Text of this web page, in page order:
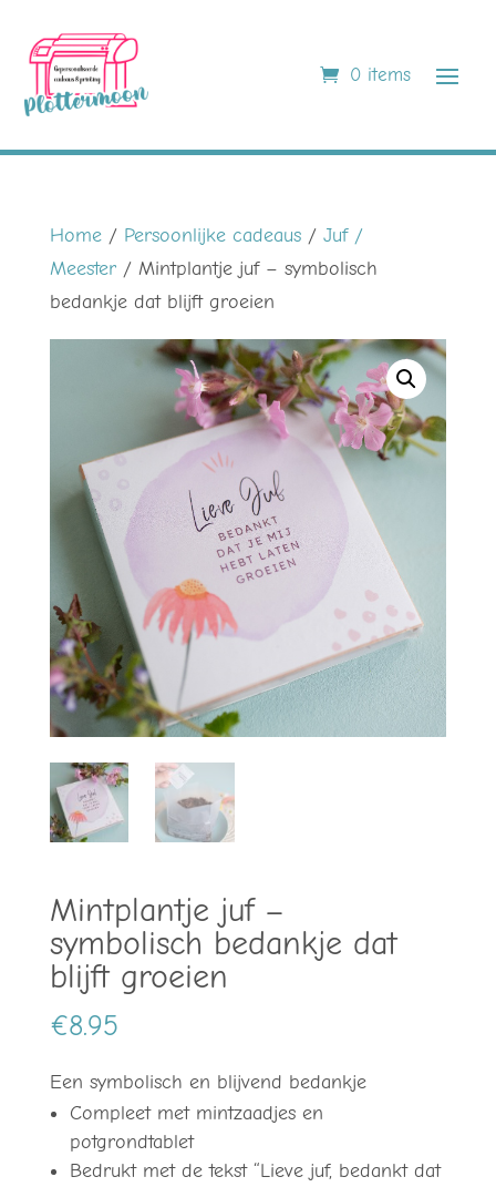
0 items
Home/ Persoonlijke cadeaus/ Juf /
Meester/ Mintplantje juf – symbolisch
bedankje dat blijft groeien
Mintplantje juf –
symbolisch bedankje dat
blijft groeien
€8.95
Een symbolisch en blijvend bedankje
Compleet met mintzaadjes en
potgrondtablet
Bedrukt met de tekst “Lieve juf, bedankt dat